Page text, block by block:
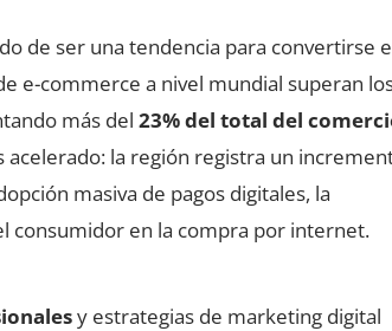
de ser una tendencia para convertirse
e-commerce a nivel mundial superan
más del23% del total del
acelerado: la región registra un
masiva de pagos digitales, la
consumidor en la compra por internet.
y estrategias de marketing digital